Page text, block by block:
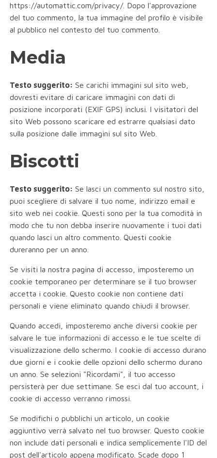
https://automattic.com/privacy/. Dopo l'approvazione
del tuo commento, la tua immagine del profilo è visibile
al pubblico nel contesto del tuo commento.
Media
Testo suggerito: Se carichi immagini sul sito web,
dovresti evitare di caricare immagini con dati di
posizione incorporati (EXIF GPS) inclusi. I visitatori del
sito Web possono scaricare ed estrarre qualsiasi dato
sulla posizione dalle immagini sul sito Web.
Biscotti
Testo suggerito: Se lasci un commento sul nostro sito,
puoi scegliere di salvare il tuo nome, indirizzo email e
sito web nei cookie. Questi sono per la tua comodità in
modo che tu non debba inserire nuovamente i tuoi dati
quando lasci un altro commento. Questi cookie
dureranno per un anno.
Se visiti la nostra pagina di accesso, imposteremo un
cookie temporaneo per determinare se il tuo browser
accetta i cookie. Questo cookie non contiene dati
personali e viene eliminato quando chiudi il browser.
Quando accedi, imposteremo anche diversi cookie per
salvare le tue informazioni di accesso e le tue scelte di
visualizzazione dello schermo. I cookie di accesso durano
due giorni e i cookie delle opzioni dello schermo durano
un anno. Se selezioni "Ricordami", il tuo accesso
persisterà per due settimane. Se esci dal tuo account, i
cookie di accesso verranno rimossi.
Se modifichi o pubblichi un articolo, un cookie
aggiuntivo verrà salvato nel tuo browser. Questo cookie
non include dati personali e indica semplicemente l'ID del
post dell'articolo appena modificato. Scade dopo 1